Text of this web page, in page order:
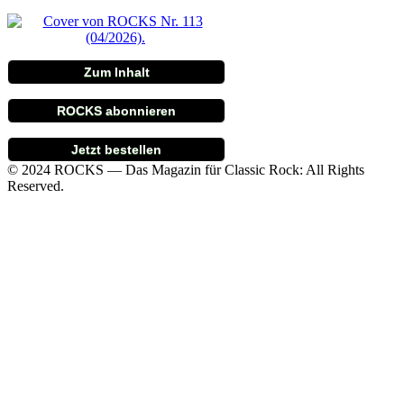
Zum Inhalt
ROCKS abonnieren
Jetzt bestellen
© 2024 ROCKS — Das Magazin für Classic Rock: All Rights
Reserved.